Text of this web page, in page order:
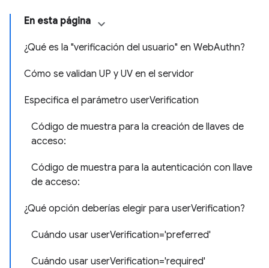
En esta página
¿Qué es la "verificación del usuario" en WebAuthn?
Cómo se validan UP y UV en el servidor
Especifica el parámetro userVerification
Código de muestra para la creación de llaves de
acceso:
Código de muestra para la autenticación con llave
de acceso:
¿Qué opción deberías elegir para userVerification?
Cuándo usar userVerification='preferred'
Cuándo usar userVerification='required'